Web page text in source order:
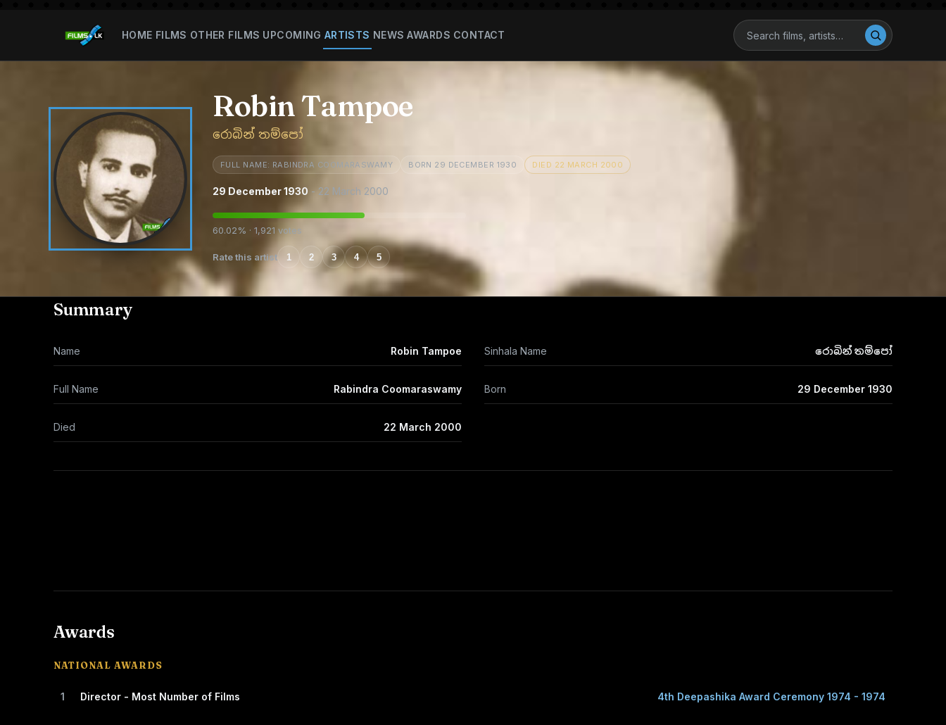
HOME FILMS OTHER FILMS UPCOMING ARTISTS NEWS AWARDS CONTACT
Robin Tampoe
රොබින් තම්පෝ
FULL NAME: RABINDRA COOMARASWAMY BORN 29 DECEMBER 1930 DIED 22 MARCH 2000
29 December 1930 - 22 March 2000
60.02% · 1,921 votes
Rate this artist 1 2 3 4 5
Summary
Name Robin Tampoe Sinhala Name රොබින් තම්පෝ
Full Name Rabindra Coomaraswamy Born 29 December 1930
Died 22 March 2000
Awards
NATIONAL AWARDS
1 Director - Most Number of Films 4th Deepashika Award Ceremony 1974 - 1974